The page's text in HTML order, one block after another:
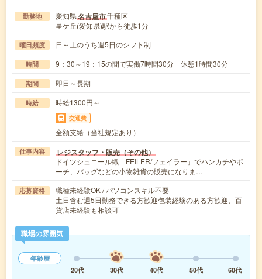
勤務地 愛知県名古屋市千種区
星ケ丘(愛知県)駅から徒歩1分
曜日頻度 日～土のうち週5日のシフト制
時間 9：30～19：15の間で実働7時間30分 休憩1時間30分
期間 即日～長期
時給 時給1300円～
交通費
全額支給（当社規定あり）
仕事内容 レジスタッフ・販売（その他）
ドイツシュニール織「FEILER/フェイラー」でハンカチやポ
ーチ、バッグなどの小物雑貨の販売になりま…
応募資格
職種未経験OK / パソコンスキル不要
土日含む週5日勤務できる方歓迎包装経験のある方歓迎、百
貨店未経験も相談可
職場の雰囲気
年齢層
20代
30代 40代 50代
60代